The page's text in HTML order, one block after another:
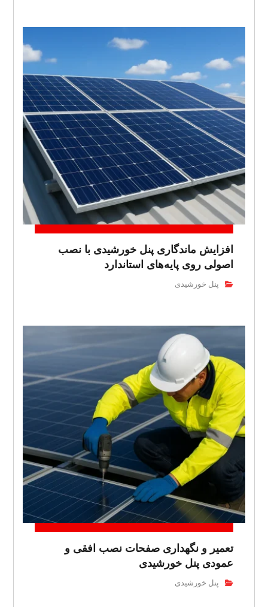
افزایش ماندگاری پنل خورشیدی با نصب
اصولی روی پایه‌های استاندارد
پنل خورشیدی
تعمیر و نگهداری صفحات نصب افقی و
عمودی پنل خورشیدی
پنل خورشیدی